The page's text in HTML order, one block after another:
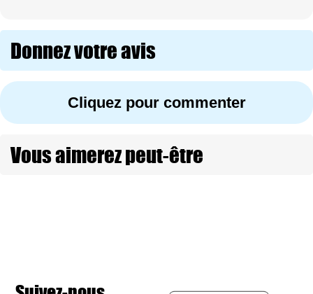
Donnez votre avis
Cliquez pour commenter
Vous aimerez peut-être